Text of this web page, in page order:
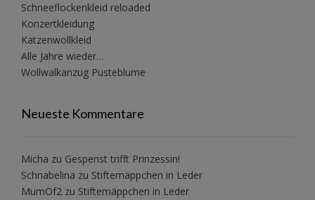
Schneeflockenkleid reloaded
Konzertkleidung
Katzenwollkleid
Alle Jahre wieder…
Wollwalkanzug Pusteblume
Neueste Kommentare
Micha zu Gespenst trifft Prinzessin!
Schnabelina zu Stiftemäppchen in Leder
MumOf2 zu Stiftemäppchen in Leder